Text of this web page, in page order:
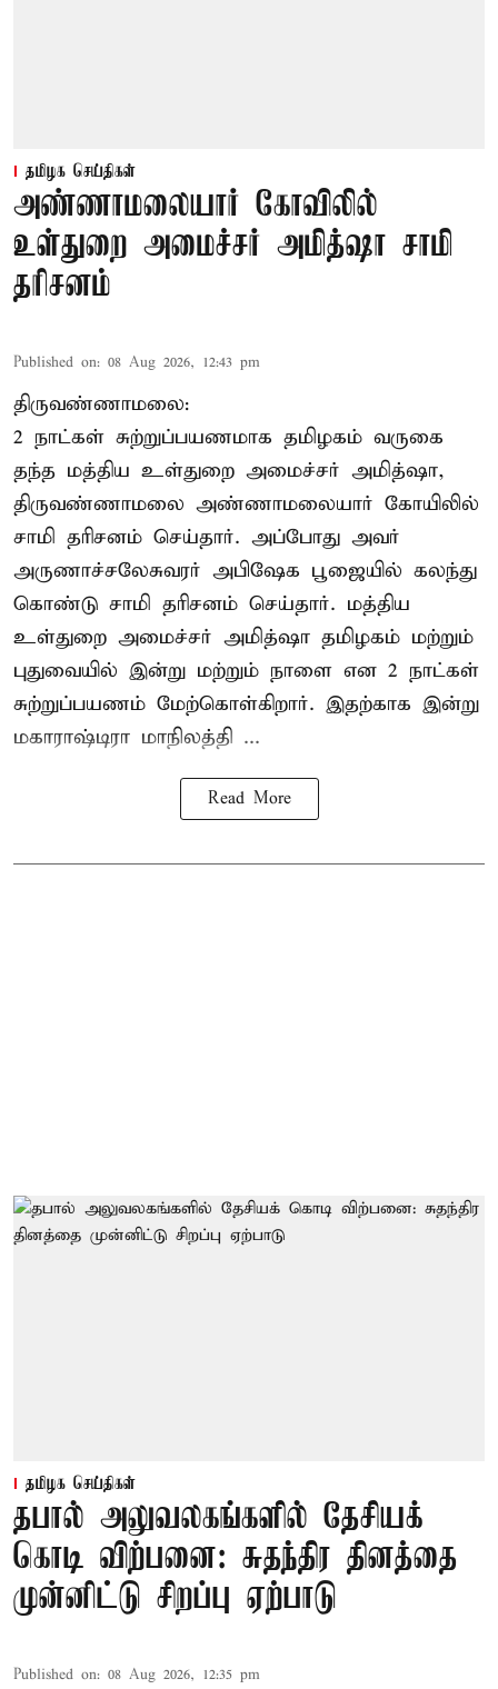
தமிழக செய்திகள்
அண்ணாமலையார் கோவிலில்
உள்துறை அமைச்சர் அமித்ஷா சாமி
தரிசனம்
Published on: 08 Aug 2026, 12:43 pm
திருவண்ணாமலை:
2 நாட்கள் சுற்றுப்பயணமாக தமிழகம் வருகை
தந்த மத்திய உள்துறை அமைச்சர் அமித்ஷா,
திருவண்ணாமலை அண்ணாமலையார் கோயிலில்
சாமி தரிசனம் செய்தார். அப்போது அவர்
அருணாச்சலேசுவரர் அபிஷேக பூஜையில் கலந்து
கொண்டு சாமி தரிசனம் செய்தார். மத்திய
உள்துறை அமைச்சர் அமித்ஷா தமிழகம் மற்றும்
புதுவையில் இன்று மற்றும் நாளை என 2 நாட்கள்
சுற்றுப்பயணம் மேற்கொள்கிறார். இதற்காக இன்று
மகாராஷ்டிரா மாநிலத்தி ...
Read More
தமிழக செய்திகள்
தபால் அலுவலகங்களில் தேசியக்
கொடி விற்பனை: சுதந்திர தினத்தை
முன்னிட்டு சிறப்பு ஏற்பாடு
Published on: 08 Aug 2026, 12:35 pm